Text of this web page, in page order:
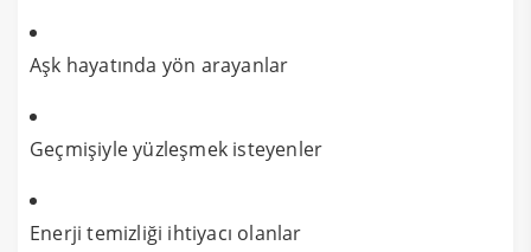
Aşk hayatında yön arayanlar
Geçmişiyle yüzleşmek isteyenler
Enerji temizliği ihtiyacı olanlar